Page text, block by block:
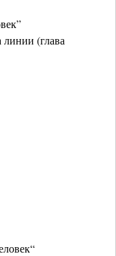
(глава